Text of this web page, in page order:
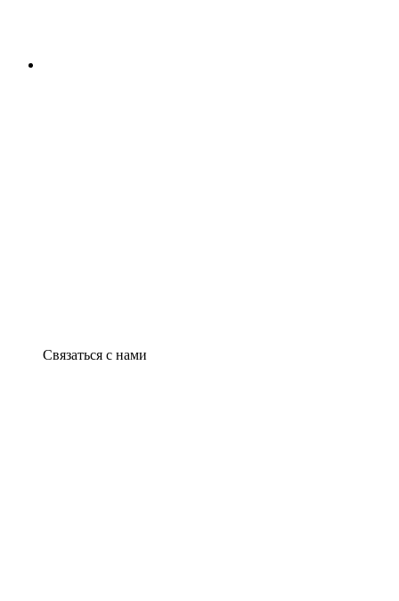
Связаться с нами